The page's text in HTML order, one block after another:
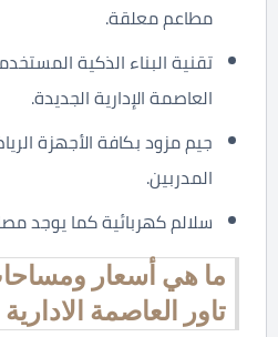
مطاعم معلقة.
تقنية البناء الذكية
العاصمة الإدارية الجديدة.
جيم مزود بكافة الأجهزة
المدربين.
سلالم كهربائية كما يوجد
ما هي أسعار
تاور العاصمة